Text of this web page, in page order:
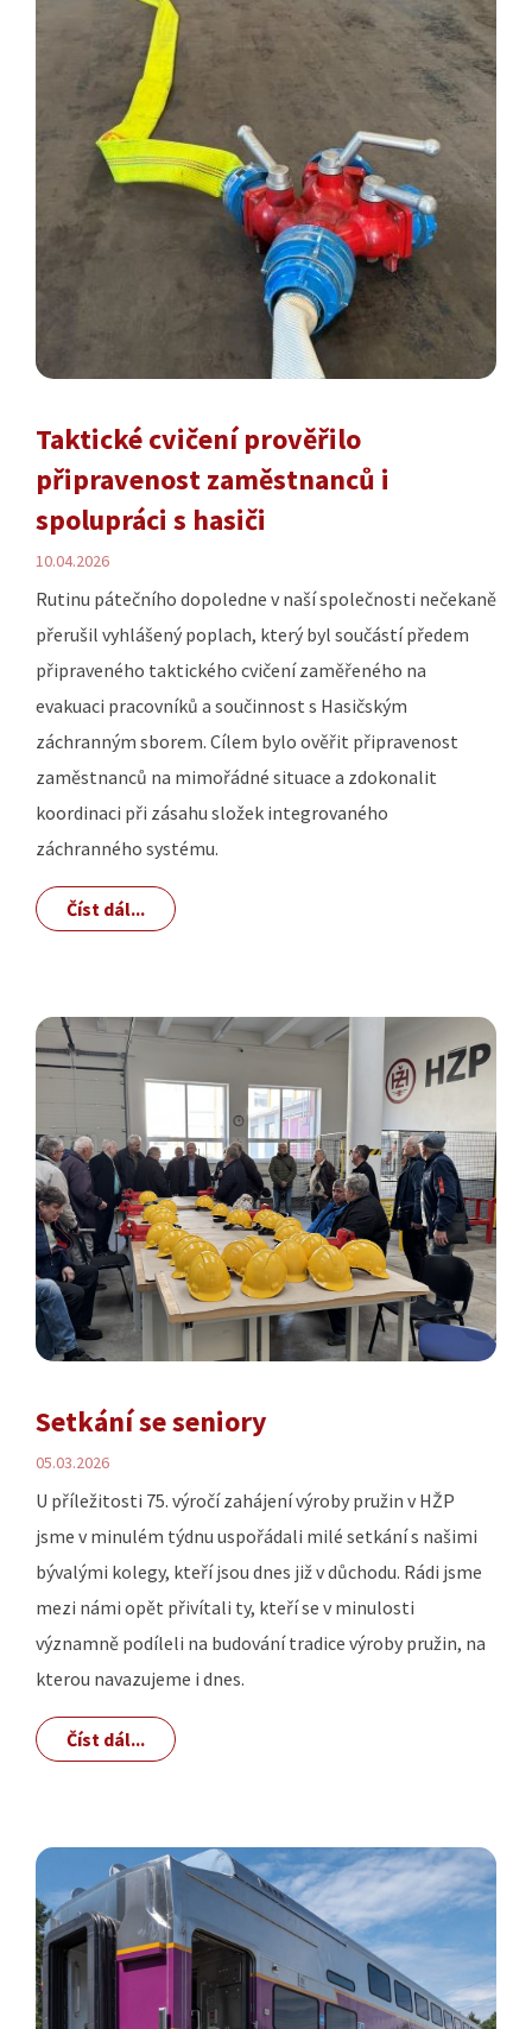
Taktické cvičení prověřilo
připravenost zaměstnanců i
spolupráci s hasiči
10.04.2026
Rutinu pátečního dopoledne v naší společnosti nečekaně
přerušil vyhlášený poplach, který byl součástí předem
připraveného taktického cvičení zaměřeného na
evakuaci pracovníků a součinnost s Hasičským
záchranným sborem. Cílem bylo ověřit připravenost
zaměstnanců na mimořádné situace a zdokonalit
koordinaci při zásahu složek integrovaného
záchranného systému.
Číst dál...
Setkání se seniory
05.03.2026
U příležitosti 75. výročí zahájení výroby pružin v HŽP
jsme v minulém týdnu uspořádali milé setkání s našimi
bývalými kolegy, kteří jsou dnes již v důchodu. Rádi jsme
mezi námi opět přivítali ty, kteří se v minulosti
významně podíleli na budování tradice výroby pružin, na
kterou navazujeme i dnes.
Číst dál...